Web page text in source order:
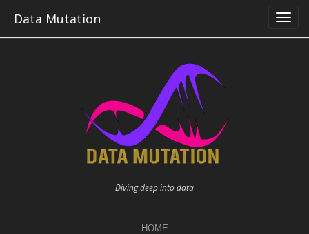
content
Data Mutation
Diving deep into data
HOME